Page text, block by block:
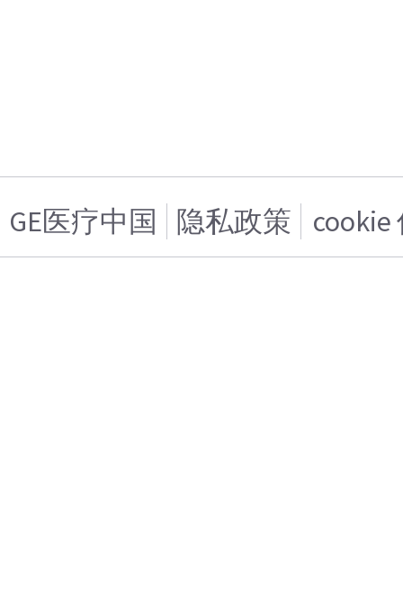
GE医疗中国 隐私政策 cookie